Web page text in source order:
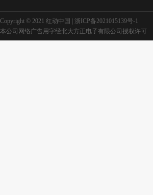
Copyright © 2021 红动中国 | 浙ICP备2021015139号-1
本公司网络广告用字经北大方正电子有限公司授权许可